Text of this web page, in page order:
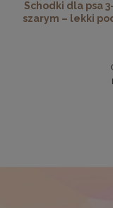
Schodki dla psa
szarym – lekki